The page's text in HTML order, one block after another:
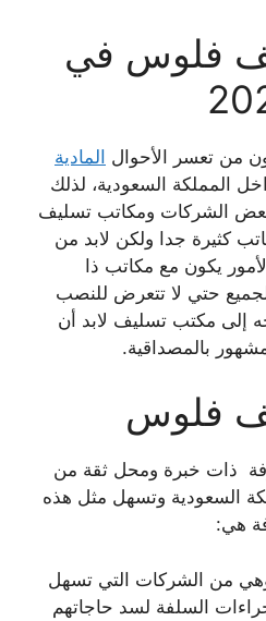
فلوس في
من تعسر الأحوال المادية
المملكة السعودية، لذلك
الشركات ومكاتب تسليف
كثيرة جدا ولكن لابد من
يكون مع مكاتب ذا
حتي لا تتعرض للنصب
إلى مكتب تسليف لابد أن
بالمصداقية.
فلوس
ذات خبرة ومحل ثقة من
السعودية وتسهل مثل هذه
هي:
من الشركات التي تسهل
السلفة لسد حاجاتهم